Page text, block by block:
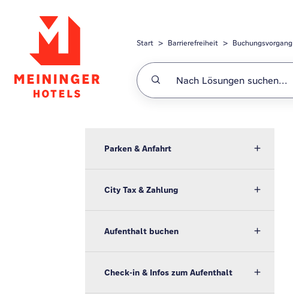
Start Barrierefreiheit Buchungsvorgang
Parken & Anfahrt
City Tax & Zahlung
Aufenthalt buchen
Check-in & Infos zum Aufenthalt